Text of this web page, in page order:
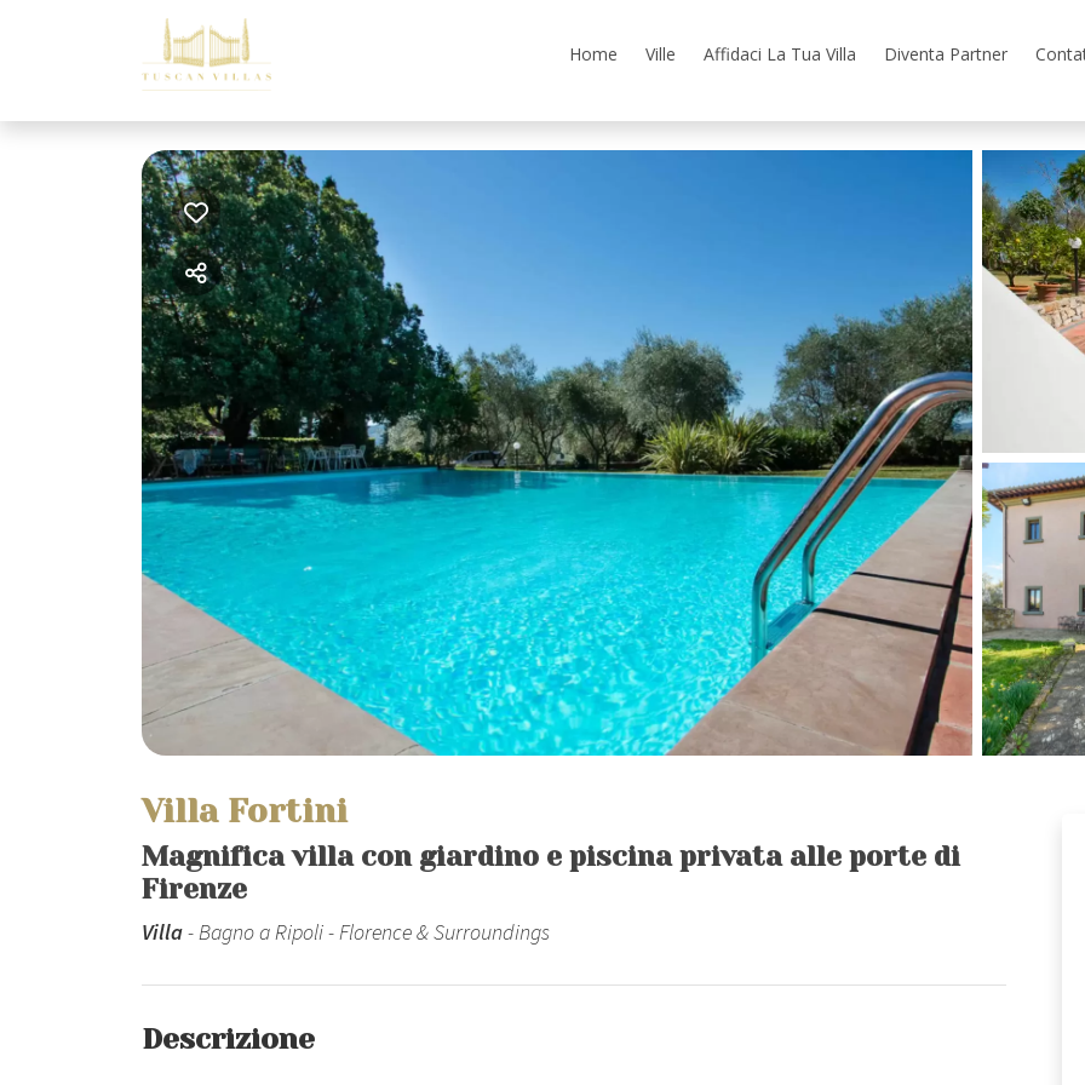
Home Ville Affidaci La Tua Villa Diventa Partner
Villa Fortini
Magnifica villa con giardino e piscina privata alle porte di
Firenze
Villa- Bagno a Ripoli - Florence & Surroundings
Descrizione